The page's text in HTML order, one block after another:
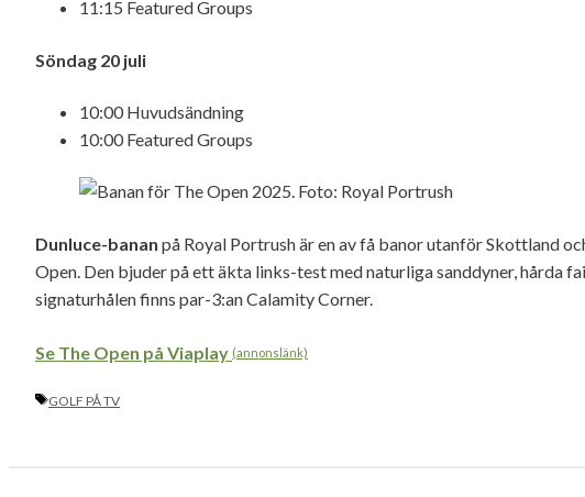
11:15 Featured Groups
Söndag 20 juli
10:00 Huvudsändning
10:00 Featured Groups
Dunluce-banan på Royal Portrush är en av få banor utanför Skottland
Open. Den bjuder på ett äkta links-test med naturliga sanddyner, hårda
signaturhålen finns par-3:an Calamity Corner.
Se The Open på Viaplay (annonslänk)
ETIKETTER
GOLF PÅ TV